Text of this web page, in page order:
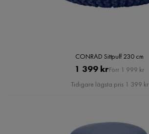
CONRAD Sittpuff 230 cm
Pris
1 399 krOriginal
Pris
Förr 1 999 kr
Tidigare lägsta pris 1 399 kr